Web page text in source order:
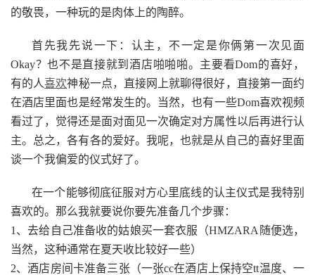
的敬畏，一种玩的是肉体上的陶醉。
首先我先说一下：认主，不一定是你俩第一次见面
Okay？也不是直接就到酒店啪啪啪。主要看Dom的喜好，
有的人喜欢神秘一点，直接网上就聊得很好，直接第一面约
在酒店里面也是经常发生的。当然，也有一些Dom喜欢视频
看过了，觉得还是面对面见一次确定对方属性以后再进行认
主。总之，各有各的爱好。我呢，也就是从自己的喜好里面
谈一个我偏爱的仪式好了。
在一个能够彻底征服对方心里底线的认主仪式是我特别
喜欢的。那么我就要说你要先准备几个步骤：
1、去给自己准备收的姑娘买一套衣服（HMZARA随便选，
当然，这种通常在夏天收比较好一些）
2、酒店房间卡准备三张（一张cc在酒店上保持空tt温度、一